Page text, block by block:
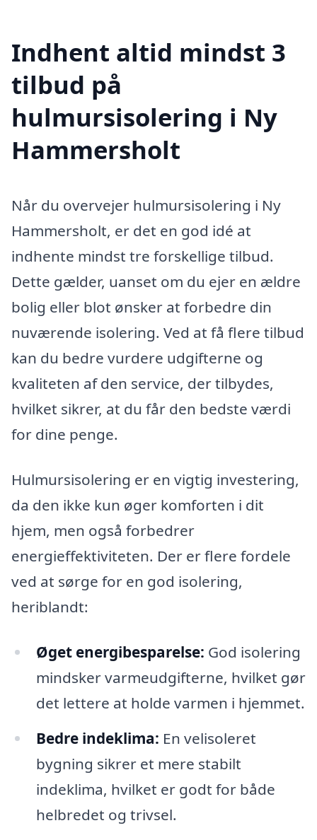
Indhent altid mindst 3
tilbud på
hulmursisolering i Ny
Hammersholt
Når du overvejer hulmursisolering i Ny
Hammersholt, er det en god idé at
indhente mindst tre forskellige tilbud.
Dette gælder, uanset om du ejer en ældre
bolig eller blot ønsker at forbedre din
nuværende isolering. Ved at få flere tilbud
kan du bedre vurdere udgifterne og
kvaliteten af den service, der tilbydes,
hvilket sikrer, at du får den bedste værdi
for dine penge.
Hulmursisolering er en vigtig investering,
da den ikke kun øger komforten i dit
hjem, men også forbedrer
energieffektiviteten. Der er flere fordele
ved at sørge for en god isolering,
heriblandt:
Øget energibesparelse: God isolering
mindsker varmeudgifterne, hvilket gør
det lettere at holde varmen i hjemmet.
Bedre indeklima: En velisoleret
bygning sikrer et mere stabilt
indeklima, hvilket er godt for både
helbredet og trivsel.